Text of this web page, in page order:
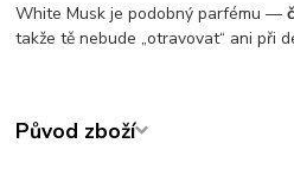
White Musk je podobný parfému —
takže tě nebude „otravovat“ ani při
Původ zboží